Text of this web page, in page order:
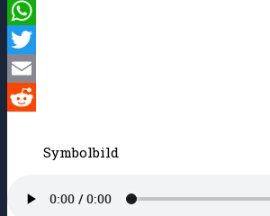
Facebook
WhatsApp
Twitter
Email
Symbolbild